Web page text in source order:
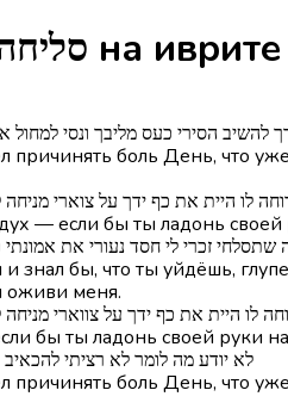
Песня Slicha - סליחה на иврите
להשיב הסירי כעס מליבך ונסי
причинять боль День, что
לו היית את כף ידך על צוארי
— если бы ты ладонь
זכרי לי חסד נעורי את אמונתי
знал бы, что ты уйдёшь,
оживи меня.
היית את כף ידך על צווארי מניחה
бы ты ладонь своей
לא יודע מה לומר לא רציתי
причинять боль День, что